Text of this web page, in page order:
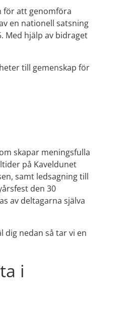
för att genomföra
en nationell satsning
Med hjälp av bidraget
till gemenskap för
skapar meningsfulla
på Kaveldunet
samt ledsagning till
den 30
av deltagarna själva
dig nedan så tar vi en
i